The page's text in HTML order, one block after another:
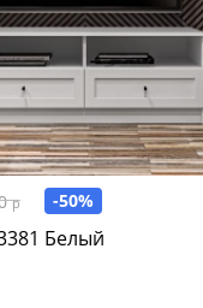
р -50%
Белый